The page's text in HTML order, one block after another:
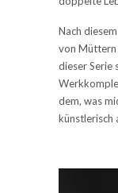
Nach
von Müttern
dieser Serie
dem, was
künstlerisch